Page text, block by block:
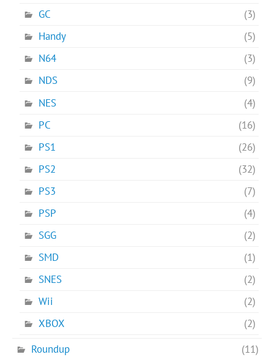
GC
(3)
Handy
(5)
N64
(3)
NDS
(9)
NES
(4)
PC
(16)
PS1
(26)
PS2
(32)
PS3
(7)
PSP
(4)
SGG
(2)
SMD
(1)
SNES
(2)
Wii
(2)
XBOX
(2)
Roundup
(11)